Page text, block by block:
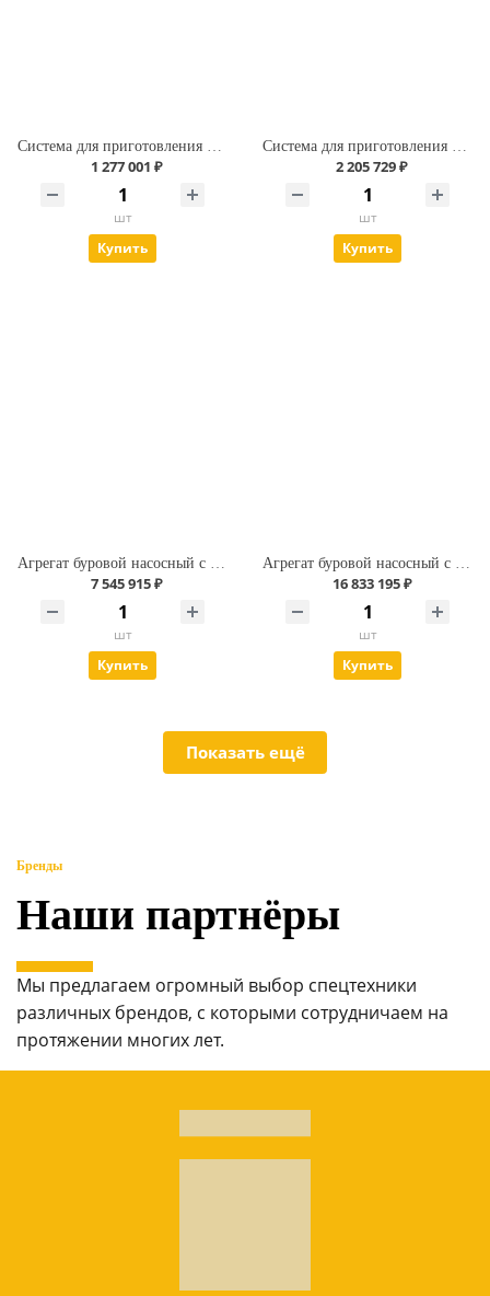
Система для приготовления бурового раствора объёмом 10 м3
1 277 001 ₽
шт
Купить
Система для приготовления бурового раствора объёмом 20 м3
2 205 729 ₽
шт
Купить
7 545 915 ₽
шт
Купить
16 833 195 ₽
шт
Купить
Показать ещё
Бренды
Наши партнёры
Мы предлагаем огромный выбор спецтехники
различных брендов, с которыми сотрудничаем на
протяжении многих лет.